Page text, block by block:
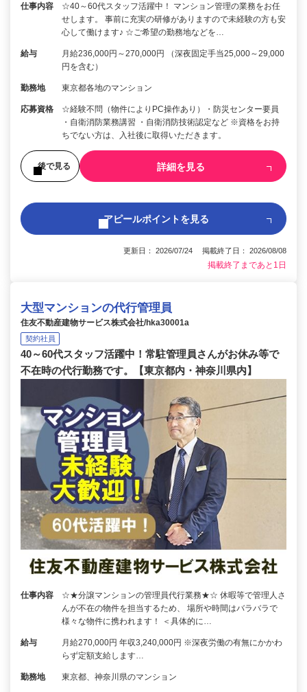
仕事内容
☆40～60代スタッフ活躍中！ マンション管理の業務をお任
せします。 事前に充実の研修がありますので未経験の方も安
心して働けます♪ ☆ご希望の勤務地などを…
給与
月給236,000円～270,000円 （深夜固定手当25,000～29,000
円を含む）
勤務地 東京都各地のマンション
応募資格
☆経験不問（物件によりPC操作あり）・防災センター要員
・自衛消防業務講習 ・自衛消防技術認定など ※資格をお持
ちでない方は、入社後に取得いただきます。
後で見る 詳細を見る
アピールポイントを見る
更新日： 2026/07/24 掲載終了日： 2026/08/08
掲載終了まであと1日
大型マンションの代行管理員
住友不動産建物サービス株式会社/hka30001a
契約社員
40～60代スタッフ活躍中！常駐管理員さんがお休み等で
不在時の代行勤務です。【東京都内・神奈川県内】
仕事内容
☆★分譲マンションの管理員代行業務★☆ 休暇等で管理人さ
んが不在の物件を担当するため、 場所や時間はバラバラで
様々な物件に携われます！ ＜具体的に…
給与
月給270,000円 年収3,240,000円 ※深夜労働の有無にかかわ
らず定額支給します…
勤務地 東京都、神奈川県のマンション